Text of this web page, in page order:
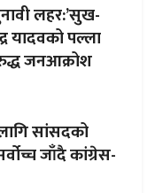
लहर:’सुख-
यादवको पल्ला
जनआक्रोश
सांसदको
जाँदै कांग्रेस-